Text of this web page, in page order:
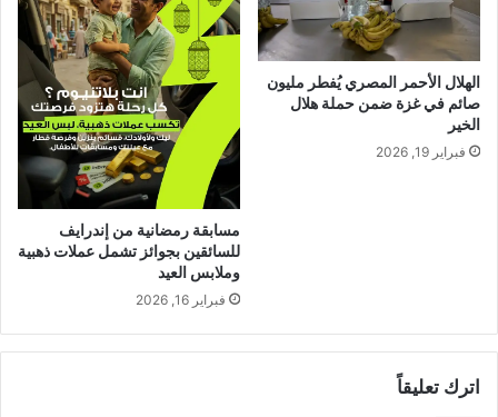
الهلال الأحمر المصري يُفطر مليون
صائم في غزة ضمن حملة هلال
الخير
فبراير 19, 2026
مسابقة رمضانية من إندرايف
للسائقين بجوائز تشمل عملات ذهبية
وملابس العيد
فبراير 16, 2026
اترك تعليقاً